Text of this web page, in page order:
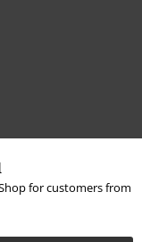
for customers from